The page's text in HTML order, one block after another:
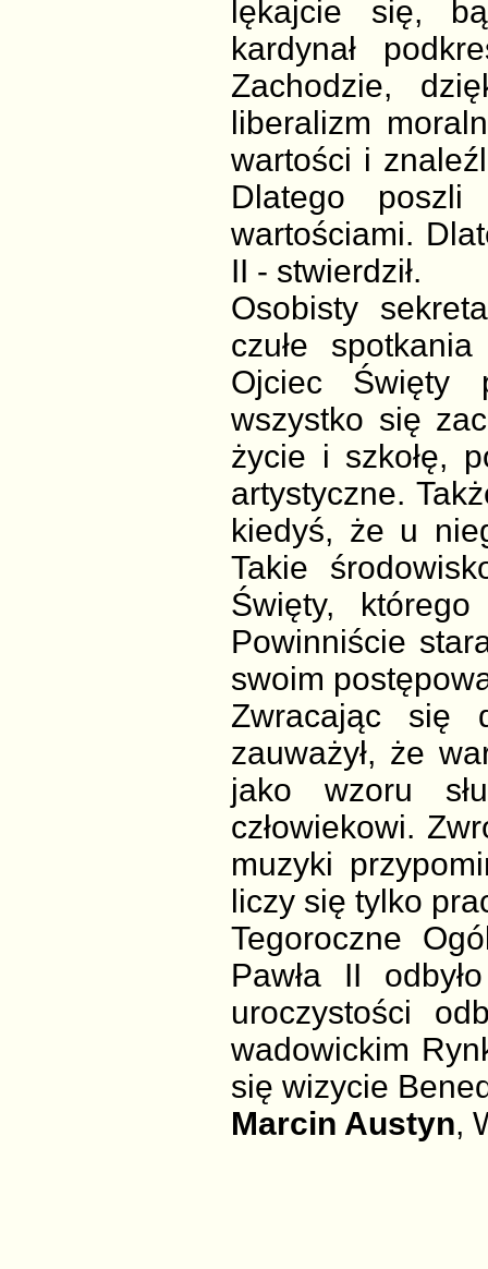
lękajcie się,
kardynał
Zachodzie,
liberalizm
wartości i
Dlatego
wartościami.
II - stwierdził.
Osobisty
czułe
Ojciec Święty
wszystko się
życie i szkołę,
artystyczne.
kiedyś, że u
Takie
Święty,
Powinniście
swoim
Zwracając się
zauważył, że
jako wzoru
człowiekowi.
muzyki
liczy się tylko
Tegoroczne
Pawła II
uroczystości
wadowickim
się wizycie
Marcin Austyn,